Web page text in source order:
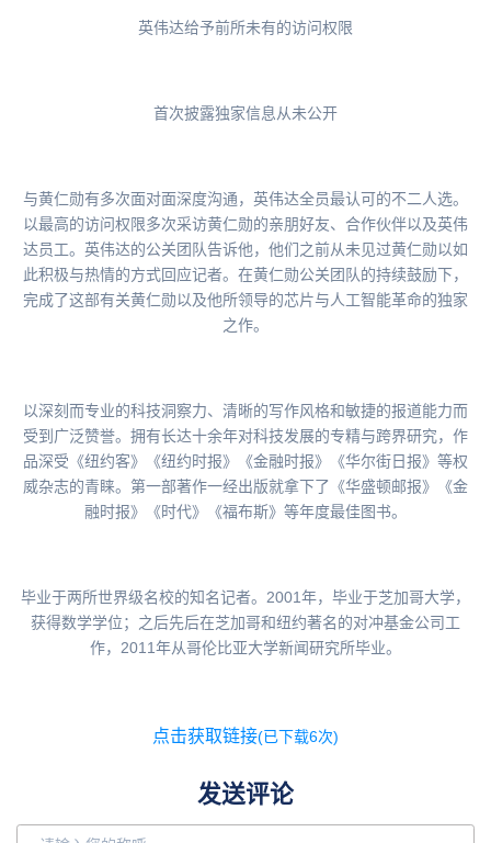
英伟达给予前所未有的访问权限
首次披露独家信息从未公开
与黄仁勋有多次面对面深度沟通，英伟达全员最认可的不二人选。
以最高的访问权限多次采访黄仁勋的亲朋好友、合作伙伴以及英伟
达员工。英伟达的公关团队告诉他，他们之前从未见过黄仁勋以如
此积极与热情的方式回应记者。在黄仁勋公关团队的持续鼓励下，
完成了这部有关黄仁勋以及他所领导的芯片与人工智能革命的独家
之作。
以深刻而专业的科技洞察力、清晰的写作风格和敏捷的报道能力而
受到广泛赞誉。拥有长达十余年对科技发展的专精与跨界研究，作
品深受《纽约客》《纽约时报》《金融时报》《华尔街日报》等权
威杂志的青睐。第一部著作一经出版就拿下了《华盛顿邮报》《金
融时报》《时代》《福布斯》等年度最佳图书。
毕业于两所世界级名校的知名记者。2001年，毕业于芝加哥大学，
获得数学学位；之后先后在芝加哥和纽约著名的对冲基金公司工
作，2011年从哥伦比亚大学新闻研究所毕业。
点击获取链接(已下载6次)
发送评论